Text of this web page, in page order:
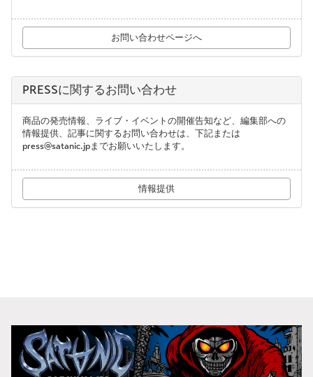
お問い合わせページへ
PRESSに関するお問い合わせ
商品の発売情報、ライブ・イベントの開催告知など、編集部への
情報提供、記事に関するお問い合わせは、下記または
press@satanic.jpまでお願いいたします。
情報提供